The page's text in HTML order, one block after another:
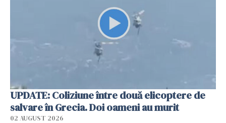
UPDATE: Coliziune între două elicoptere de
salvare în Grecia. Doi oameni au murit
02 AUGUST 2026